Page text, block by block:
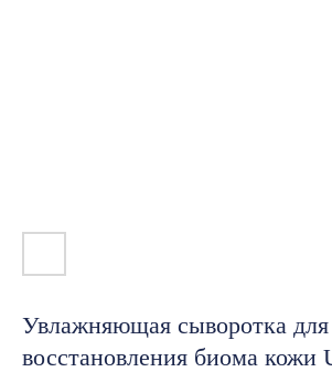
Увлажняющая сыворотка для
восстановления биома кожи